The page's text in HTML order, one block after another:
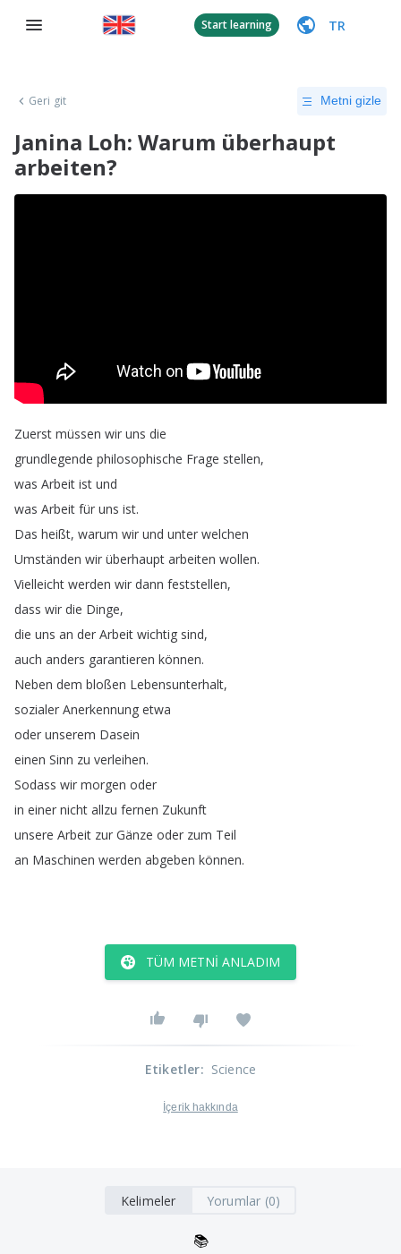
Start learning TR
Geri git Metni gizle
Janina Loh: Warum überhaupt
arbeiten?
Zuerst müssen wir uns die
grundlegende philosophische Frage stellen,
was Arbeit ist und
was Arbeit für uns ist.
Das heißt, warum wir und unter welchen
Umständen wir überhaupt arbeiten wollen.
Vielleicht werden wir dann feststellen,
dass wir die Dinge,
die uns an der Arbeit wichtig sind,
auch anders garantieren können.
Neben dem bloßen Lebensunterhalt,
sozialer Anerkennung etwa
oder unserem Dasein
einen Sinn zu verleihen.
Sodass wir morgen oder
in einer nicht allzu fernen Zukunft
unsere Arbeit zur Gänze oder zum Teil
an Maschinen werden abgeben können.
TÜM METNI ANLADIM
Etiketler: Science
İçerik hakkında
Kelimeler Yorumlar (0)
📚